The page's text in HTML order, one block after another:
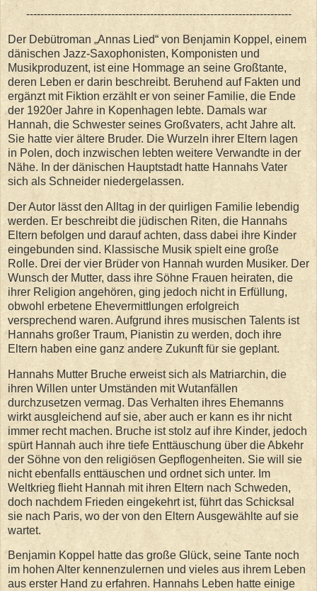
---------------------------------------------------------------------------
Der Debütroman „Annas Lied“ von Benjamin Koppel, einem
dänischen Jazz-Saxophonisten, Komponisten und
Musikproduzent, ist eine Hommage an seine Großtante,
deren Leben er darin beschreibt. Beruhend auf Fakten und
ergänzt mit Fiktion erzählt er von seiner Familie, die Ende
der 1920er Jahre in Kopenhagen lebte. Damals war
Hannah, die Schwester seines Großvaters, acht Jahre alt.
Sie hatte vier ältere Bruder. Die Wurzeln ihrer Eltern lagen
in Polen, doch inzwischen lebten weitere Verwandte in der
Nähe. In der dänischen Hauptstadt hatte Hannahs Vater
sich als Schneider niedergelassen.
Der Autor lässt den Alltag in der quirligen Familie lebendig
werden. Er beschreibt die jüdischen Riten, die Hannahs
Eltern befolgen und darauf achten, dass dabei ihre Kinder
eingebunden sind. Klassische Musik spielt eine große
Rolle. Drei der vier Brüder von Hannah wurden Musiker. Der
Wunsch der Mutter, dass ihre Söhne Frauen heiraten, die
ihrer Religion angehören, ging jedoch nicht in Erfüllung,
obwohl erbetene Ehevermittlungen erfolgreich
versprechend waren. Aufgrund ihres musischen Talents ist
Hannahs großer Traum, Pianistin zu werden, doch ihre
Eltern haben eine ganz andere Zukunft für sie geplant.
Hannahs Mutter Bruche erweist sich als Matriarchin, die
ihren Willen unter Umständen mit Wutanfällen
durchzusetzen vermag. Das Verhalten ihres Ehemanns
wirkt ausgleichend auf sie, aber auch er kann es ihr nicht
immer recht machen. Bruche ist stolz auf ihre Kinder, jedoch
spürt Hannah auch ihre tiefe Enttäuschung über die Abkehr
der Söhne von den religiösen Gepflogenheiten. Sie will sie
nicht ebenfalls enttäuschen und ordnet sich unter. Im
Weltkrieg flieht Hannah mit ihren Eltern nach Schweden,
doch nachdem Frieden eingekehrt ist, führt das Schicksal
sie nach Paris, wo der von den Eltern Ausgewählte auf sie
wartet.
Benjamin Koppel hatte das große Glück, seine Tante noch
im hohen Alter kennenzulernen und vieles aus ihrem Leben
aus erster Hand zu erfahren. Hannahs Leben hatte einige